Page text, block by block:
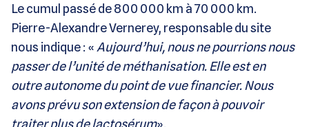
Le cumul passé de 800 000 km à 70 000 km.
Pierre-Alexandre Vernerey, responsable du site
nous indique : « Aujourd’hui, nous ne pourrions nous
passer de l’unité de méthanisation. Elle est en
outre autonome du point de vue financier. Nous
avons prévu son extension de façon à pouvoir
traiter plus de lactosérum».